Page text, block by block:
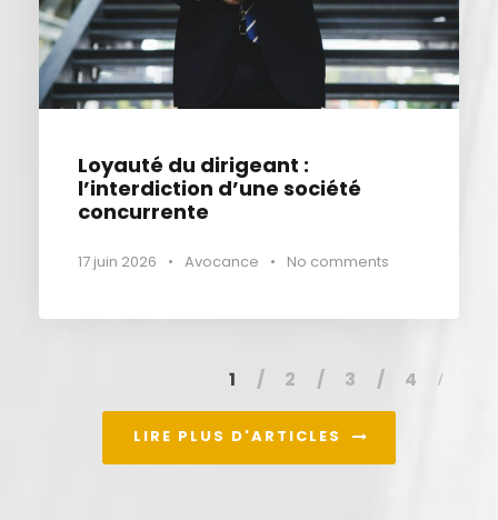
Loyauté du dirigeant :
l’interdiction d’une société
concurrente
17 juin 2026 • Avocance • No comments
1 2 3 4
LIRE PLUS D'ARTICLES